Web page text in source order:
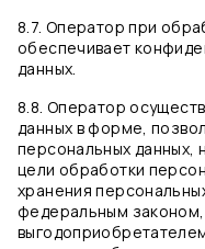
8.7. Оператор при
обеспечивает
данных.
8.8. Оператор
данных в форме,
персональных данных,
цели обработки
хранения
федеральным